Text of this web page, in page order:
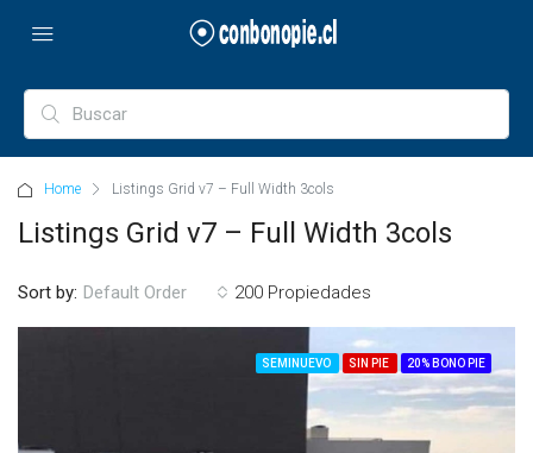
Home Listings Grid v7 – Full Width 3cols
Listings Grid v7 – Full Width 3cols
200 Propiedades
Sort by: Default Order
SEMINUEVO SIN PIE 20% BONO PIE